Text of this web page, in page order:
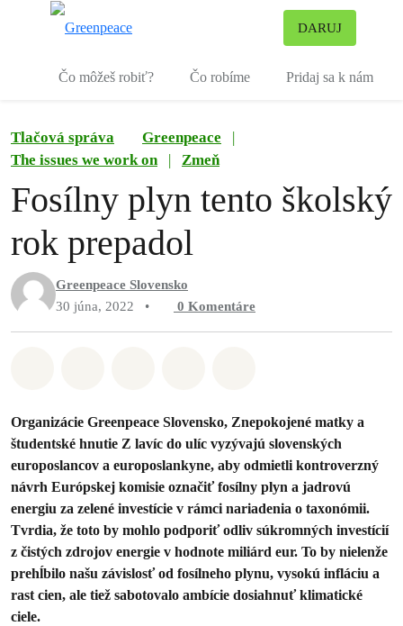
DARUJ
Čo môžeš robiť? Čo robíme Pridaj sa k nám
Tlačová správa Greenpeace
|
The issues we work on
| Zmeň
Fosílny plyn tento školský
rok prepadol
Greenpeace Slovensko
30 júna, 2022
• 0 Komentáre
Organizácie Greenpeace Slovensko, Znepokojené matky a
študentské hnutie Z lavíc do ulíc vyzývajú slovenských
europoslancov a europoslankyne, aby odmietli kontroverzný
návrh Európskej komisie označiť fosílny plyn a jadrovú
energiu za zelené investície v rámci nariadenia o taxonómii.
Tvrdia, že toto by mohlo podporiť odliv súkromných investícií
z čistých zdrojov energie v hodnote miliárd eur. To by nielenže
prehĺbilo našu závislosť od fosílneho plynu, vysokú infláciu a
rast cien, ale tiež sabotovalo ambície dosiahnuť klimatické
ciele.